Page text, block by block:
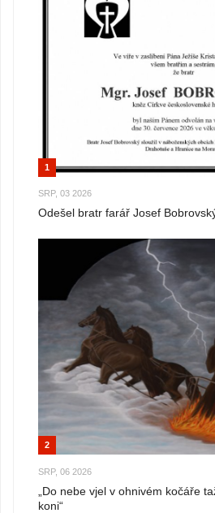
1
SRP, 03 2026
Odešel bratr farář Josef
2
SRP, 06 2026
„Do nebe vjel v ohnivém kočáře
koni“